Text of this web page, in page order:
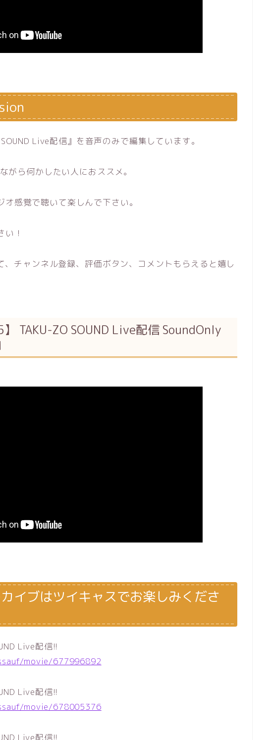
Live配信』を音声のみで編集しています。
がら何かしたい人におススメ。
感覚で聴いて楽しんで下さい。
！
、チャンネル登録、評価ボタン、コメントもらえると嬉し
】 TAKU-ZO SOUND Live配信 SoundOnly
イブはツイキャスでお楽しみくださ
Live配信!!
movie/677996892
Live配信!!
movie/678005376
Live配信!!